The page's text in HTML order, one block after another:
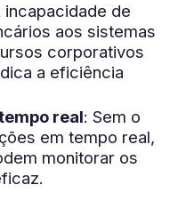
incapacidade de
aos sistemas
corporativos
a eficiência
real: Sem o
em tempo real,
monitorar os